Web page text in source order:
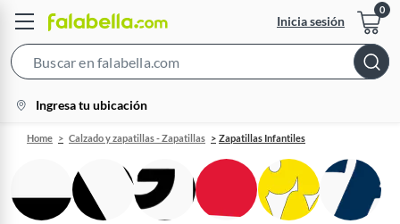
Inicia sesión
Bar
location-
icon
Ingresa tu ubicación
Home Calzado y zapatillas - Zapatillas Zapatillas Infantiles